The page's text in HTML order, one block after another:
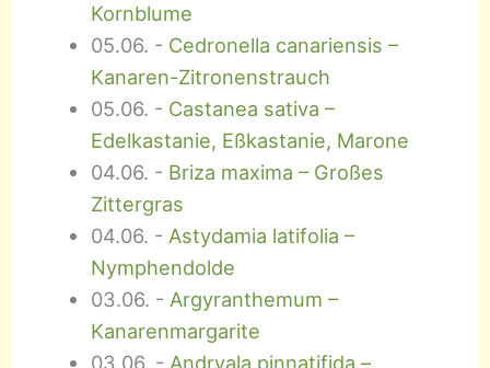
Kornblume
05.06. - Cedronella canariensis –
Kanaren-Zitronenstrauch
05.06. - Castanea sativa –
Edelkastanie, Eßkastanie, Marone
04.06. - Briza maxima – Großes
Zittergras
04.06. - Astydamia latifolia –
Nymphendolde
03.06. - Argyranthemum –
Kanarenmargarite
03.06. - Andryala pinnatifida –